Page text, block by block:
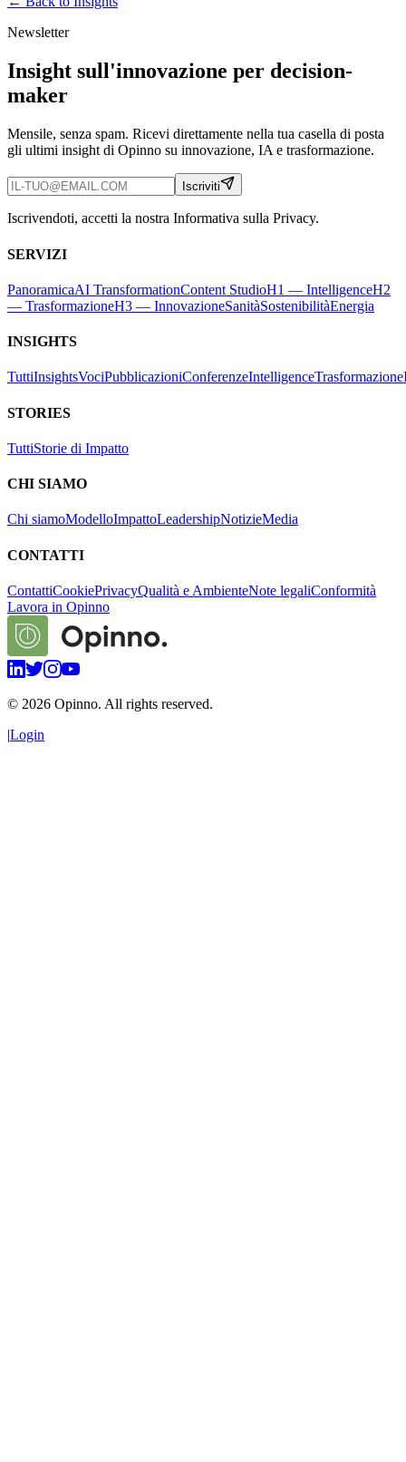
Newsletter
Insight sull'innovazione per decision-
maker
Mensile, senza spam. Ricevi direttamente nella tua casella di posta
gli ultimi insight di Opinno su innovazione, IA e trasformazione.
Iscriviti
Iscrivendoti, accetti la nostra Informativa sulla Privacy.
SERVIZI
PanoramicaAI TransformationContent StudioH1 — IntelligenceH2
— TrasformazioneH3 — InnovazioneSanitàSostenibilitàEnergia
INSIGHTS
TuttiInsightsVociPubblicazioniConferenzeIntelligenceTrasformazione
STORIES
TuttiStorie di Impatto
CHI SIAMO
Chi siamoModelloImpattoLeadershipNotizieMedia
CONTATTI
ContattiCookiePrivacyQualità e AmbienteNote legaliConformità
Lavora in Opinno
© 2026 Opinno. All rights reserved.
|Login